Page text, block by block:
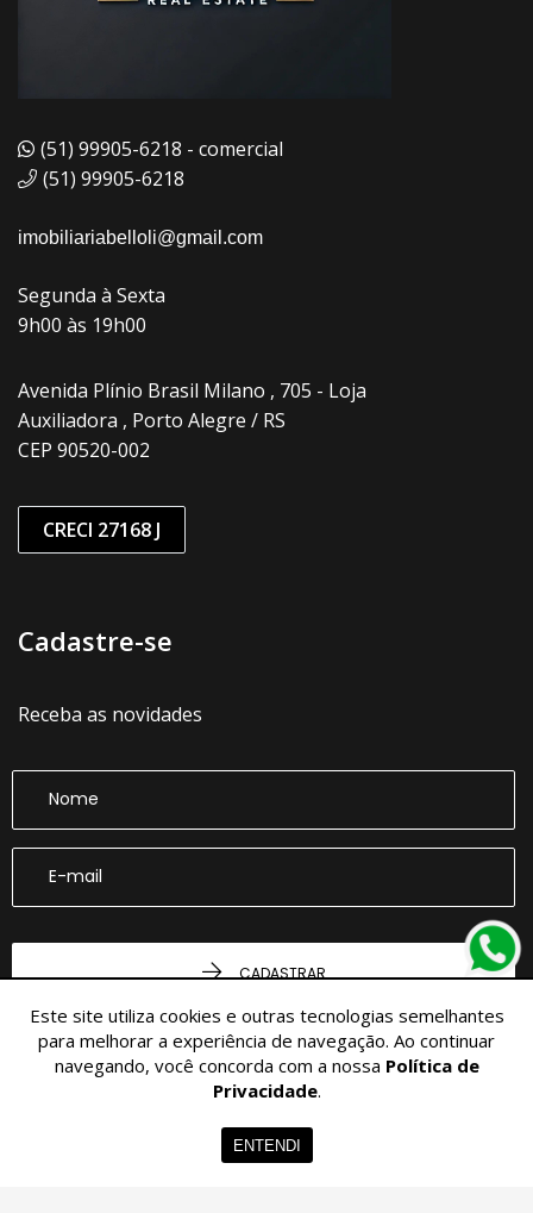
Imóveis
(51) 99905-6218 - comercial
(51) 99905-6218
imobiliariabelloli@gmail.com
Segunda à Sexta
9h00 às 19h00
Avenida Plínio Brasil Milano , 705 - Loja
Auxiliadora , Porto Alegre / RS
CEP 90520-002
CRECI 27168 J
Cadastre-se
Receba as novidades
CADASTRAR
Este site utiliza cookies e outras tecnologias semelhantes
para melhorar a experiência de navegação. Ao continuar
navegando, você concorda com a nossa Política de
Privacidade.
ENTENDI